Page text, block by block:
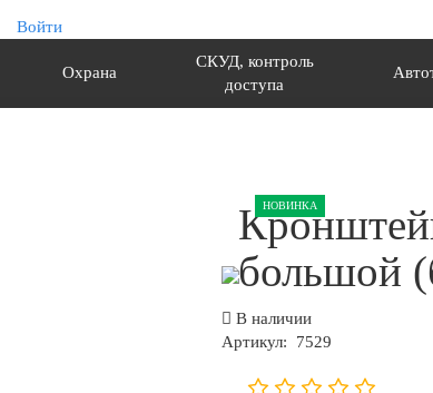
Войти
Охрана
СКУД, контроль
доступа
НОВИНКА
большой
В наличии
Артикул:
7529